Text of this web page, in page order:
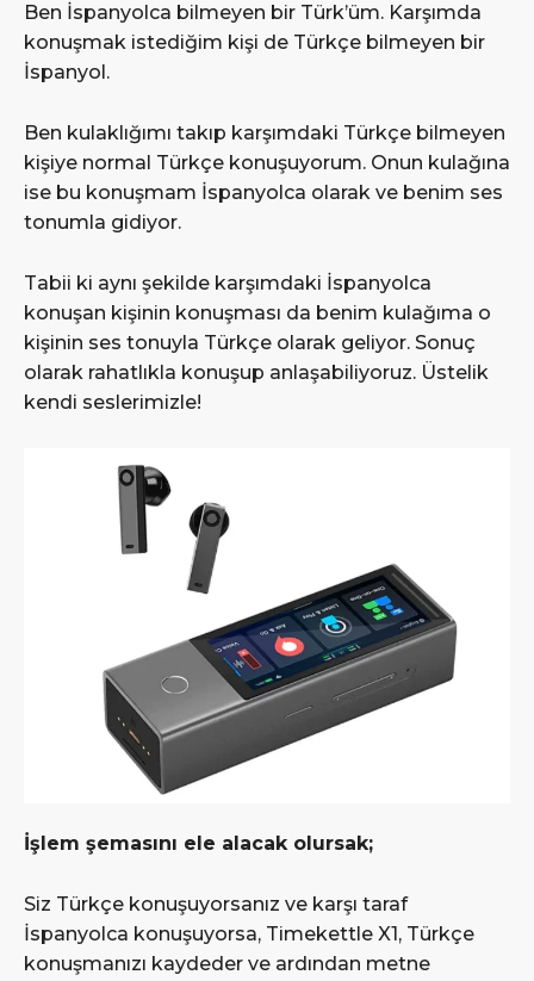
Ben İspanyolca bilmeyen bir Türk’üm. Karşımda
konuşmak istediğim kişi de Türkçe bilmeyen bir
İspanyol.
Ben kulaklığımı takıp karşımdaki Türkçe bilmeyen
kişiye normal Türkçe konuşuyorum. Onun kulağına
ise bu konuşmam İspanyolca olarak ve benim ses
tonumla gidiyor.
Tabii ki aynı şekilde karşımdaki İspanyolca
konuşan kişinin konuşması da benim kulağıma o
kişinin ses tonuyla Türkçe olarak geliyor. Sonuç
olarak rahatlıkla konuşup anlaşabiliyoruz. Üstelik
kendi seslerimizle!
İşlem şemasını ele alacak olursak;
Siz Türkçe konuşuyorsanız ve karşı taraf
İspanyolca konuşuyorsa, Timekettle X1, Türkçe
konuşmanızı kaydeder ve ardından metne